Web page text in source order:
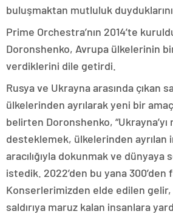
buluşmaktan mutluluk
Prime Orchestra’nın 2014’te
Doronshenko, Avrupa ülkelerinin
verdiklerini dile getirdi.
Rusya ve Ukrayna arasında çıkan
ülkelerinden ayrılarak yeni bir amaç
belirten Doronshenko,
desteklemek, ülkelerinden ayrılan
aracılığıyla dokunmak ve dünyaya
istedik. 2022’den bu yana 300’den
Konserlerimizden elde edilen gelir,
saldırıya maruz kalan insanlara